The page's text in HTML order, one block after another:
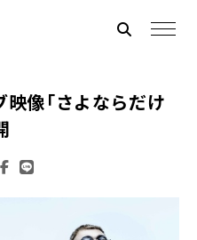
映像「さよならだけ